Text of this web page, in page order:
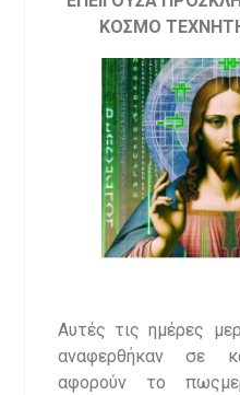
ΚΟΣΜΟ
Αυτές τις ημέρες
αναφερθήκαν σε
αφορούν το